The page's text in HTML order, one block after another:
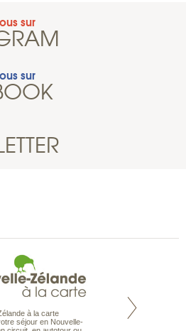
sur
sur
à la carte
séjour en Nouvelle-
Notre site